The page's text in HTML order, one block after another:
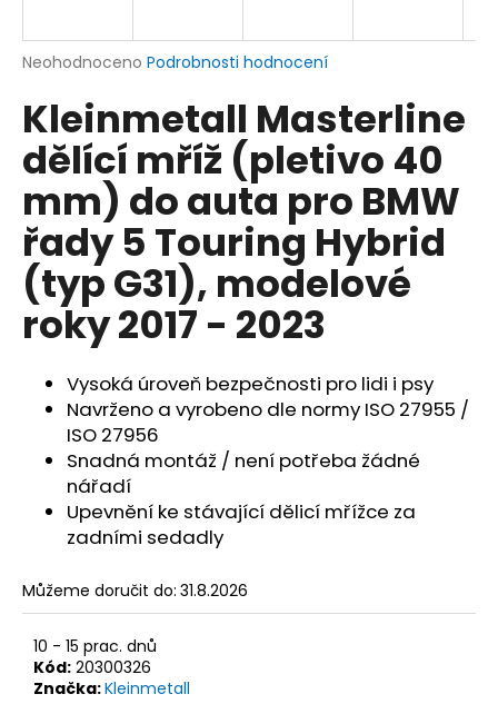
Průměrné
produktu
je
0,0
z
5
hvězdiček.
Neohodnoceno Podrobnosti hodnocení
Kleinmetall Masterline
dělící mříž (pletivo 40
mm) do auta pro BMW
řady 5 Touring Hybrid
(typ G31), modelové
roky 2017 - 2023
Vysoká úroveň bezpečnosti pro lidi i psy
Navrženo a vyrobeno dle normy ISO 27955 /
ISO 27956
Snadná montáž / není potřeba žádné
nářadí
Upevnění ke stávající dělicí mřížce za
zadními sedadly
Můžeme doručit do: 31.8.2026
10 - 15 prac. dnů
Kód: 20300326
Značka:Kleinmetall
j
t
?
HLEDAT
m
e
KLEINMETALL